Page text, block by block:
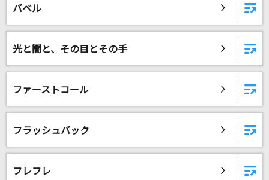
バベル
光と闇と、その目とその手
ファーストコール
フラッシュバック
フレフレ